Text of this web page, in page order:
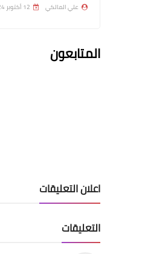
هيئة التقاعد الوطنية
إماراتي يحرق
علي المالكي 12 أكتوبر 2024
المتابعون
اعلان التعليقات
التعليقات